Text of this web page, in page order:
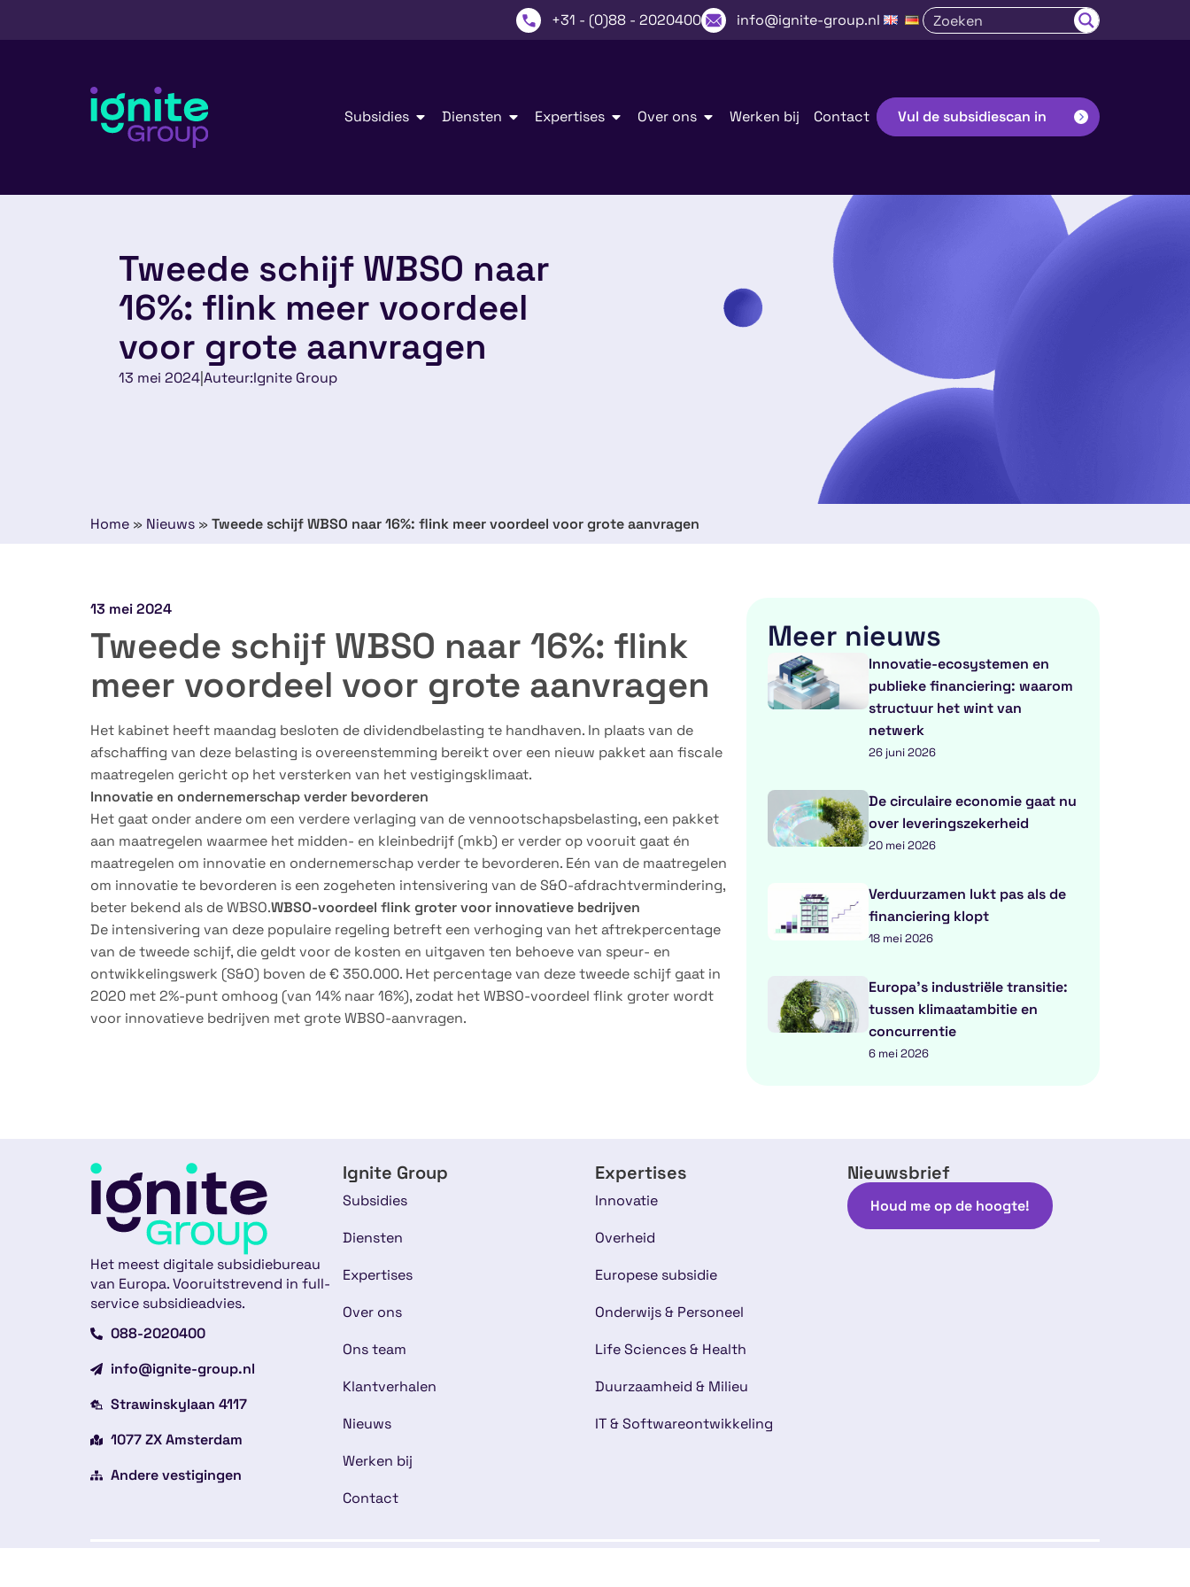
+31 - (0)88 - 2020400 info@ignite-group.nl
Subsidies Diensten Expertises Over ons Werken bij Contact Vul de subsidiescan in
Tweede schijf WBSO naar
16%: flink meer voordeel
voor grote aanvragen
13 mei 2024|Auteur:Ignite Group
Home » Nieuws » Tweede schijf WBSO naar 16%: flink meer voordeel voor grote aanvragen
13 mei 2024
Tweede schijf WBSO naar 16%: flink
meer voordeel voor grote aanvragen
Het kabinet heeft maandag besloten de dividendbelasting te handhaven. In plaats van de
afschaffing van deze belasting is overeenstemming bereikt over een nieuw pakket aan fiscale
maatregelen gericht op het versterken van het vestigingsklimaat.
Innovatie en ondernemerschap verder bevorderen
Het gaat onder andere om een verdere verlaging van de vennootschapsbelasting, een pakket
aan maatregelen waarmee het midden- en kleinbedrijf (mkb) er verder op vooruit gaat én
maatregelen om innovatie en ondernemerschap verder te bevorderen. Eén van de maatregelen
om innovatie te bevorderen is een zogeheten intensivering van de S&O-afdrachtvermindering,
beter bekend als de WBSO.WBSO-voordeel flink groter voor innovatieve bedrijven
De intensivering van deze populaire regeling betreft een verhoging van het aftrekpercentage
van de tweede schijf, die geldt voor de kosten en uitgaven ten behoeve van speur- en
ontwikkelingswerk (S&O) boven de € 350.000. Het percentage van deze tweede schijf gaat in
2020 met 2%-punt omhoog (van 14% naar 16%), zodat het WBSO-voordeel flink groter wordt
voor innovatieve bedrijven met grote WBSO-aanvragen.
Meer nieuws
Innovatie-ecosystemen en
publieke financiering: waarom
structuur het wint van
netwerk
26 juni 2026
De circulaire economie gaat nu
over leveringszekerheid
20 mei 2026
Verduurzamen lukt pas als de
financiering klopt
18 mei 2026
Europa’s industriële transitie:
tussen klimaatambitie en
concurrentie
6 mei 2026
Het meest digitale subsidiebureau
van Europa. Vooruitstrevend in full-
service subsidieadvies.
088-2020400
info@ignite-group.nl
Strawinskylaan 4117
1077 ZX Amsterdam
Andere vestigingen
Ignite Group
Subsidies
Diensten
Expertises
Over ons
Ons team
Klantverhalen
Nieuws
Werken bij
Contact
Expertises
Innovatie
Overheid
Europese subsidie
Onderwijs & Personeel
Life Sciences & Health
Duurzaamheid & Milieu
IT & Softwareontwikkeling
Nieuwsbrief
Houd me op de hoogte!